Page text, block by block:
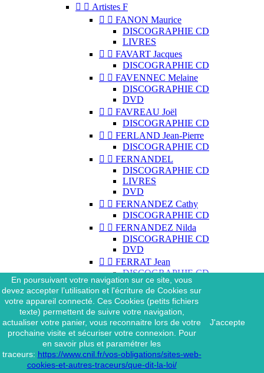
  Artistes F
  FANON Maurice
DISCOGRAPHIE CD
LIVRES
  FAVART Jacques
DISCOGRAPHIE CD
  FAVENNEC Melaine
DISCOGRAPHIE CD
DVD
  FAVREAU Joël
DISCOGRAPHIE CD
  FERLAND Jean-Pierre
DISCOGRAPHIE CD
  FERNANDEL
DISCOGRAPHIE CD
LIVRES
DVD
  FERNANDEZ Cathy
DISCOGRAPHIE CD
  FERNANDEZ Nilda
DISCOGRAPHIE CD
DVD
  FERRAT Jean
DISCOGRAPHIE CD
DISCOGRAPHIE 45 TOURS
DISCOGRAPHIE 33 TOURS
DVD
MAGAZINE
  FERRAT Jean & SES
INTERPRÈTES
DISCOGRAPHIE CD
  FERRÉ Léo
En poursuivant votre navigation sur ce site, vous
devez accepter l’utilisation et l'écriture de Cookies sur
votre appareil connecté. Ces Cookies (petits fichiers
texte) permettent de suivre votre navigation,
actualiser votre panier, vous reconnaitre lors de votre
prochaine visite et sécuriser votre connexion. Pour
en savoir plus et paramétrer les
traceurs: https://www.cnil.fr/vos-obligations/sites-web-
cookies-et-autres-traceurs/que-dit-la-loi/
J'accepte